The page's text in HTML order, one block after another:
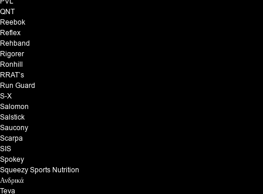
QNT
Reebok
Reflex
Rehband
Rigorer
Ronhill
RRAT’s
Run Guard
S-X
Salomon
Salstick
Saucony
Scarpa
SIS
Spokey
Squeezy Sports Nutrition
Ανδρικά
Teva